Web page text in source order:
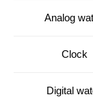
Analog
Clock
Digital